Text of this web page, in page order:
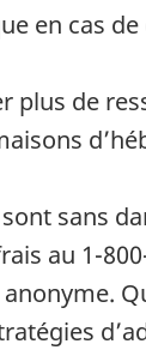
en cas
plus de
sans
au 1-